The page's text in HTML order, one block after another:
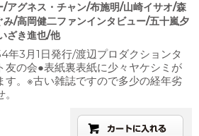
/アグネス・チャン/布施明/山崎イサオ/森
み/高岡健二ファンインタビュー/五十嵐夕
ざき進也/他
年3月1日発行/渡辺プロダクションタ
友の会●表紙裏表紙に少々ヤケシミが
す。※古い雑誌ですので多少の経年劣